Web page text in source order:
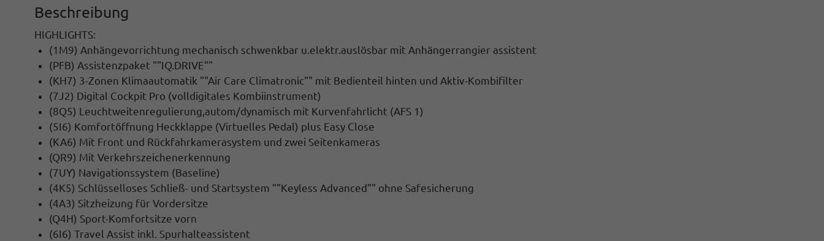
Beschreibung
HIGHLIGHTS:
(1M9) Anhängevorrichtung mechanisch schwenkbar u.elektr.auslösbar mit Anhängerrangier assistent
(PFB) Assistenzpaket ""IQ.DRIVE""
(KH7) 3-Zonen Klimaautomatik ""Air Care Climatronic"" mit Bedienteil hinten und Aktiv-Kombifilter
(7J2) Digital Cockpit Pro (volldigitales Kombiinstrument)
(8Q5) Leuchtweitenregulierung,autom/dynamisch mit Kurvenfahrlicht (AFS 1)
(5I6) Komfortöffnung Heckklappe (Virtuelles Pedal) plus Easy Close
(KA6) Mit Front und Rückfahrkamerasystem und zwei Seitenkameras
(QR9) Mit Verkehrszeichenerkennung
(7UY) Navigationssystem (Baseline)
(4K5) Schlüsselloses Schließ- und Startsystem ""Keyless Advanced"" ohne Safesicherung
(4A3) Sitzheizung für Vordersitze
(Q4H) Sport-Komfortsitze vorn
(6I6) Travel Assist inkl. Spurhalteassistent